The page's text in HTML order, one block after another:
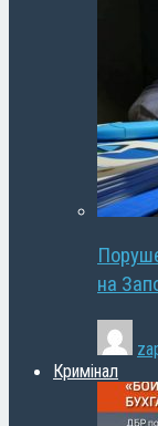
на
Кримінал